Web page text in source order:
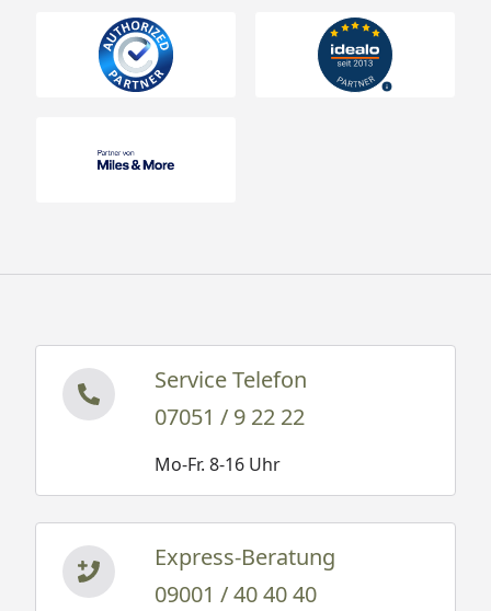
Service Telefon
07051 / 9 22 22
Mo-Fr. 8-16 Uhr
Express-Beratung
09001 / 40 40 40